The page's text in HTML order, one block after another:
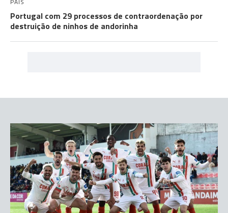
Portugal com 29 processos de contraordenação por
destruição de ninhos de andorinha